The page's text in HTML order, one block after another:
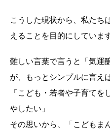
こうした現状から、私たち
えることを目的にしています
難しい言葉で言うと「気運
が、もっとシンプルに言えば
「こども・若者や子育て
やしたい」
その思いから、「こどもま